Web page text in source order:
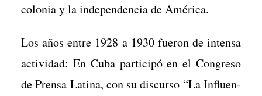
colo­nia y la inde­pen­den­cia de América.
Los años entre 1928 a 1930 fueron de inten­sa
activi­dad: En Cuba par­ticipó en el Con­gre­so
de Pren­sa Lati­na, con su dis­cur­so “La Influ­en­